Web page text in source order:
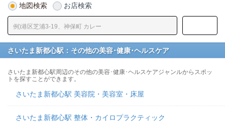
地図検索 お店検索
さいたま新都心駅：その他の美容･健康･ヘルスケア
さいたま新都心駅周辺のその他の美容･健康･ヘルスケアジャンルからスポッ
トを探すことができます。
さいたま新都心駅 美容院・美容室・床屋
さいたま新都心駅 整体・カイロプラクティック